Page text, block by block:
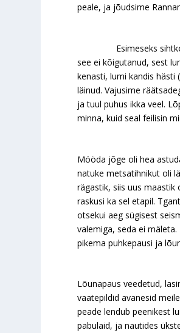
peale, ja jõudsime
Esimeseks
see ei kõigutanud, sest
kenasti, lumi kandis hästi
läinud. Vajusime
ja tuul puhus ikka veel.
minna, kuid seal feilisin
Mööda jõge oli hea
natuke metsatihnikut oli
rägastik, siis uus maastik
raskusi ka sel etapil.
otsekui aeg sügisest
valemiga, seda ei
pikema puhkepausi ja
Lõunapaus veedetud,
vaatepildid avanesid
peade lendub peenikest
pabulaid, ja nautides